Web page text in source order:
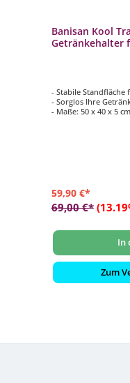
Banisan Kool
Getränkehalter
- Stabile Standfläche
- Sorglos Ihre
- Maße: 50 x 40 x 5 cm
59,90 €*
69,00 €*
In
Zum